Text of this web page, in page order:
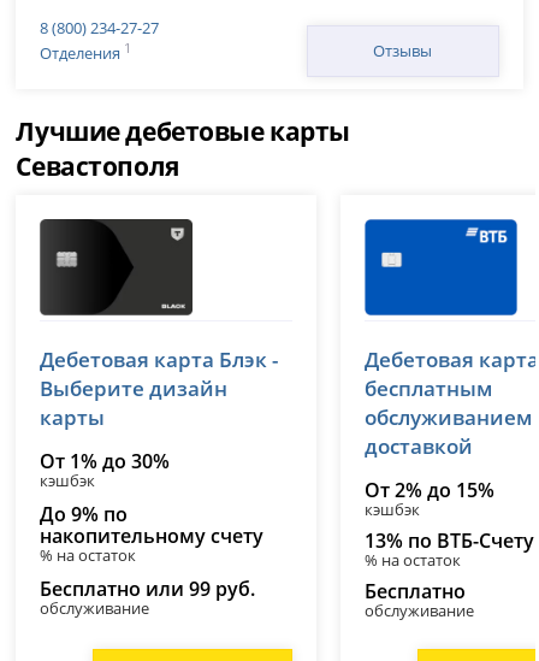
8 (800) 234-27-27
Отделения 1 Отзывы
Лучшие дебетовые карты
Севастополя
лицензия № 2673
Дебетовая карта Блэк -
Выберите дизайн
карты
От 1% до 30%
кэшбэк
До 9% по
накопительному счету
% на остаток
Бесплатно или 99 руб.
обслуживание
лицензия № 1000
Дебетовая
бесплатным
обслуживанием
доставкой
От 2% до 15%
кэшбэк
13% по ВТБ-Счету
% на остаток
Бесплатно
обслуживание